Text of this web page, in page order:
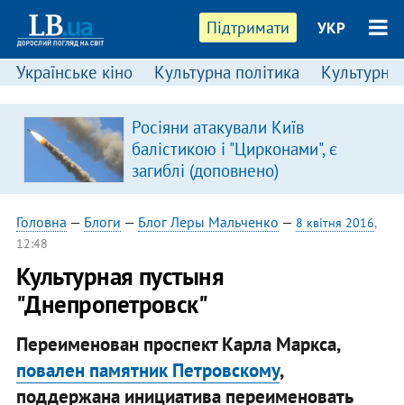
Підтримати УКР
Українське кіно Культурна політика Культурні
Росіяни атакували Київ
балістикою і "Цирконами", є
загиблі (доповнено)
Головна — Блоги — Блог Леры Мальченко — 8 квітня 2016,
12:48
​Культурная пустыня
"Днепропетровск"
Переименован проспект Карла Маркса,
повален памятник Петровскому,
поддержана инициатива переименовать